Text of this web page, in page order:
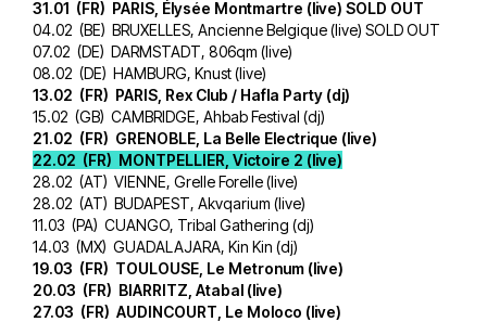
31.01 (FR) PARIS, Élysée Montmartre (live) SOLD OUT
04.02 (BE) BRUXELLES, Ancienne Belgique (live) SOLD OUT
07.02 (DE) DARMSTADT, 806qm (live)
08.02 (DE) HAMBURG, Knust (live)
13.02 (FR) PARIS, Rex Club / Hafla Party (dj)
15.02 (GB) CAMBRIDGE, Ahbab Festival (dj)
21.02 (FR) GRENOBLE, La Belle Electrique (live)
22.02 (FR) MONTPELLIER, Victoire 2 (live)
28.02 (AT) VIENNE, Grelle Forelle (live)
28.02 (AT) BUDAPEST, Akvqarium (live)
11.03 (PA) CUANGO, Tribal Gathering (dj)
14.03 (MX) GUADALAJARA, Kin Kin (dj)
19.03 (FR) TOULOUSE, Le Metronum (live)
20.03 (FR) BIARRITZ, Atabal (live)
27.03 (FR) AUDINCOURT, Le Moloco (live)